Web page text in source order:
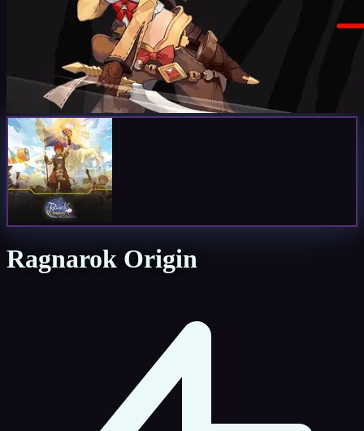
Ragnarok Origin